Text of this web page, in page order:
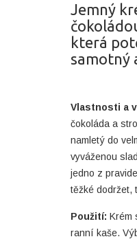
Jemný
která
samotný
Vlastnosti a
čokoláda a
namletý do
vyváženou
jedno z
těžké dodržet,
Použití: Krém
ranní kaše.